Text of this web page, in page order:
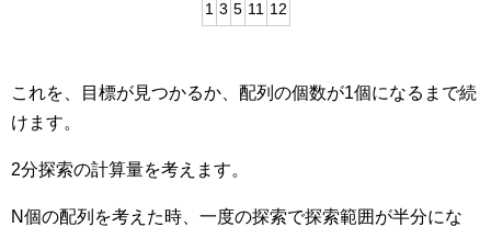
1 3 5 11 12
これを、目標が見つかるか、配列の個数が1個になるまで続
けます。
2分探索の計算量を考えます。
N個の配列を考えた時、一度の探索で探索範囲が半分にな